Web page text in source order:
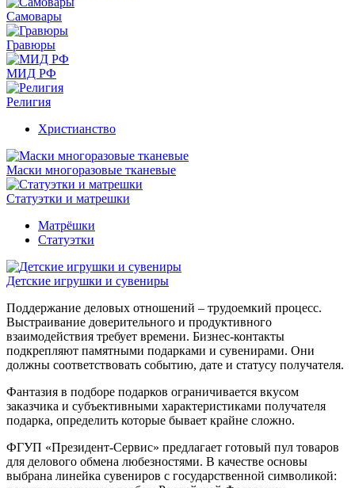
Самовары
Гравюры
МИД РФ
Религия
Христианство
Маски многоразовые тканевые
Статуэтки и матрешки
Матрёшки
Статуэтки
Детские игрушки и сувениры
Поддержание деловых отношений – трудоемкий процесс.
Выстраивание доверительного и продуктивного
взаимодействия требует времени. Бизнес-контакты
подкрепляют памятными подарками и сувенирами. Они
должны соответствовать событию, дате и статусу получателя.
Фантазия в подборе подарков ограничивается вкусом
заказчика и субъективными характеристиками получателя
подарка, определить которые бывает крайне сложно.
ФГУП «Президент-Сервис» предлагает готовый пул товаров
для делового обмена любезностями. В качестве основы
выбрана линейка сувениров с государственной символикой: